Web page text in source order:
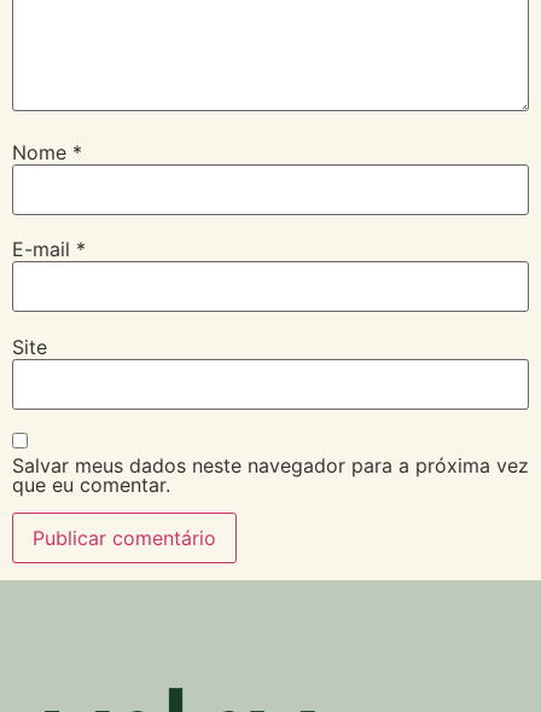
Nome *
E-mail *
Site
Salvar meus dados neste navegador para a próxima vez
que eu comentar.